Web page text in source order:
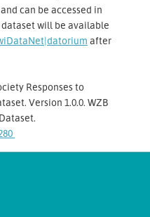
and can be accessed in
will be available
after
Responses to
Version 1.0.0. WZB